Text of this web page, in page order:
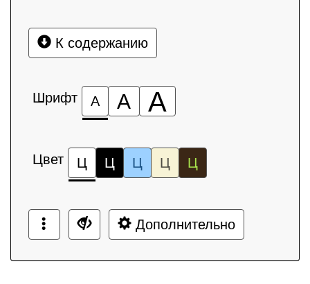
К содержанию
Шрифт А А А
Цвет Ц Ц Ц Ц Ц
Дополнительно